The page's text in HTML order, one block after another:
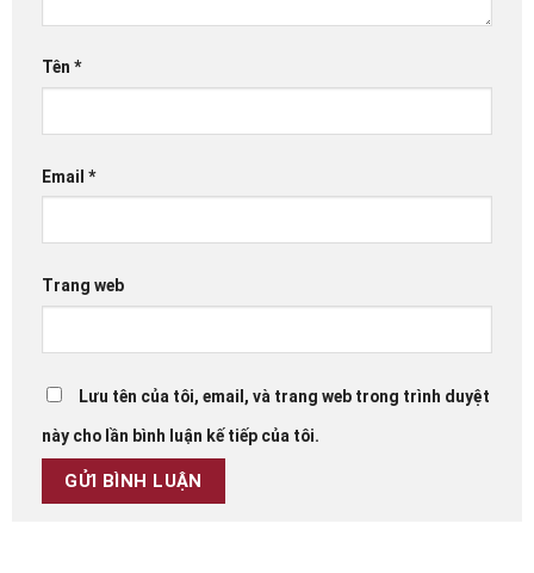
Tên *
Email *
Trang web
Lưu tên của tôi, email, và trang web trong trình duyệt
này cho lần bình luận kế tiếp của tôi.